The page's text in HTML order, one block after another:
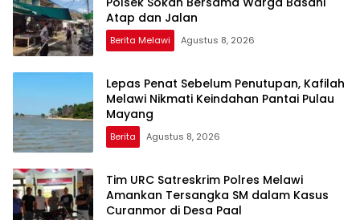
Atap dan Jalan
Berita Melawi Agustus 8, 2026
Lepas Penat Sebelum Penutupan, Kafilah
Melawi Nikmati Keindahan Pantai Pulau
Mayang
Berita Agustus 8, 2026
Tim URC Satreskrim Polres Melawi
Amankan Tersangka SM dalam Kasus
Curanmor di Desa Paal